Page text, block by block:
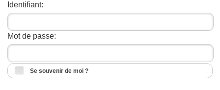
Identifiant:
Mot de passe:
Se souvenir de moi ?